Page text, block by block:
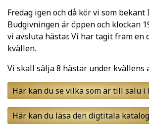
Fredag igen och då kör vi som
Budgivningen är öppen och klockan
vi avsluta hästar. Vi har tagit fram
kvällen.
Vi skall sälja 8 hästar under kvällens
Här kan du se vilka som är till salu i
Här kan du läsa den digtitala